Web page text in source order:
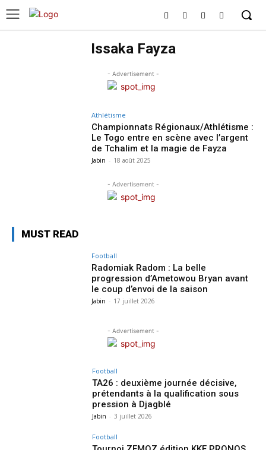
Issaka Fayza
- Advertisement -
Athlétisme
Championnats Régionaux/Athlétisme :
Le Togo entre en scène avec l’argent
de Tchalim et la magie de Fayza
Jabin - 18 août 2025
- Advertisement -
MUST READ
Football
Radomiak Radom : La belle
progression d’Ametowou Bryan avant
le coup d’envoi de la saison
Jabin - 17 juillet 2026
- Advertisement -
Football
TA26 : deuxième journée décisive,
prétendants à la qualification sous
pression à Djagblé
Jabin - 3 juillet 2026
Football